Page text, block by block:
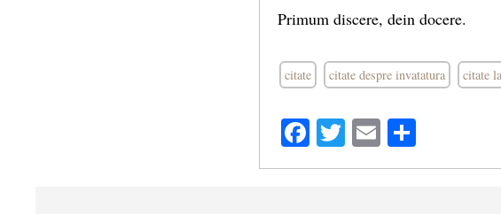
Primum discere, dein docere.
citate citate despre invatatura citate
Facebook
Twitter
Email